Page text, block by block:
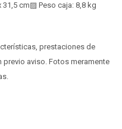
cm▨ Peso caja: 8,8 kg
prestaciones de
aviso. Fotos meramente